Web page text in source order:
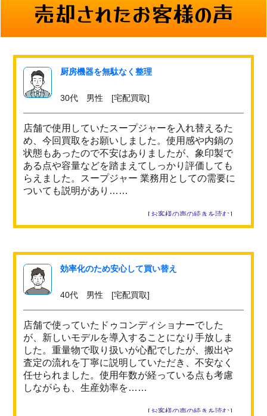
売却されたお客様の声
厨房機器を無駄なく整理
30代 男性 [宅配買取]
店舗で使用していたスープジャーを入れ替えるた
め、今回買取をお願いしました。使用感や内鍋の
状態もあったので不安はありましたが、象印製で
ある点や容量などを踏まえてしっかり評価しても
らえました。スープジャー 業務用としての需要に
ついても説明があり……
［ お客様の声の続きを読む］
効率化のため安心して買い替え
40代 男性 [宅配買取]
店舗で使っていたドゥコンディショナーでした
が、新しいモデルを導入することになり手放しま
した。重量物で取り扱いが心配でしたが、搬出や
査定の流れを丁寧に説明していただき、不安なく
任せられました。使用年数が経っている点も考慮
しながらも、生産効率を……
［ お客様の声の続きを読む］